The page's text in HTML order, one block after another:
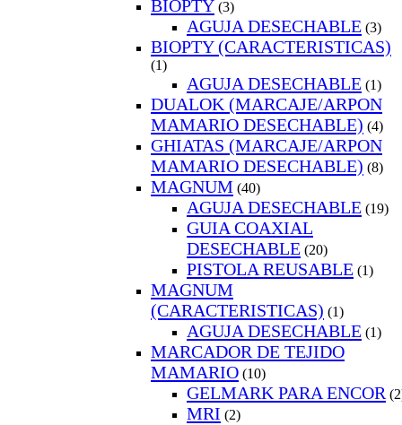
BIOPTY (3)
AGUJA DESECHABLE (3)
BIOPTY (CARACTERISTICAS)
(1)
AGUJA DESECHABLE (1)
DUALOK (MARCAJE/ARPON
MAMARIO DESECHABLE) (4)
GHIATAS (MARCAJE/ARPON
MAMARIO DESECHABLE) (8)
MAGNUM (40)
AGUJA DESECHABLE (19)
GUIA COAXIAL
DESECHABLE (20)
PISTOLA REUSABLE (1)
MAGNUM
(CARACTERISTICAS) (1)
AGUJA DESECHABLE (1)
MARCADOR DE TEJIDO
MAMARIO (10)
GELMARK PARA ENCOR
MRI (2)